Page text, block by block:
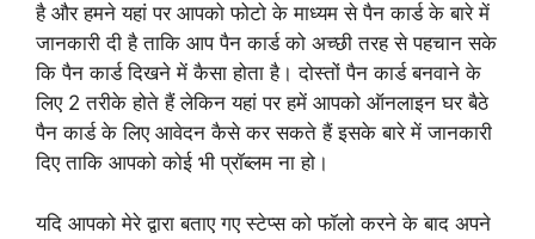
है और हमने यहां पर आपको फोटो के माध्यम से पैन कार्ड के बारे में
जानकारी दी है ताकि आप पैन कार्ड को अच्छी तरह से पहचान सके
कि पैन कार्ड दिखने में कैसा होता है। दोस्तों पैन कार्ड बनवाने के
लिए 2 तरीके होते हैं लेकिन यहां पर हमें आपको ऑनलाइन घर बैठे
पैन कार्ड के लिए आवेदन कैसे कर सकते हैं इसके बारे में जानकारी
दिए ताकि आपको कोई भी प्रॉब्लम ना हो।
यदि आपको मेरे द्वारा बताए गए स्टेप्स को फॉलो करने के बाद अपने